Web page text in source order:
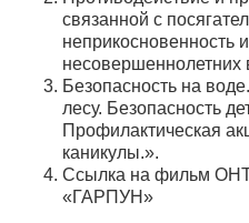
связанной с
неприкосновенность
несовершеннолетних
Безопасность на
лесу. Безопасность
Профилактическая
каникулы.».
Ссылка на фильм
«ГАРПУН»